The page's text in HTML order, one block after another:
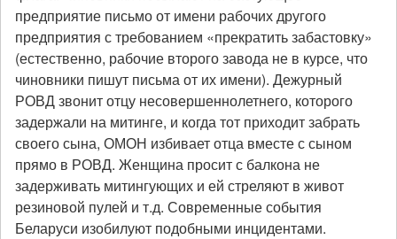
предприятие письмо от имени рабочих другого
предприятия с требованием «прекратить забастовку»
(естественно, рабочие второго завода не в курсе, что
чиновники пишут письма от их имени). Дежурный
РОВД звонит отцу несовершеннолетнего, которого
задержали на митинге, и когда тот приходит забрать
своего сына, ОМОН избивает отца вместе с сыном
прямо в РОВД. Женщина просит с балкона не
задерживать митингующих и ей стреляют в живот
резиновой пулей и т.д. Современные события
Беларуси изобилуют подобными инцидентами.